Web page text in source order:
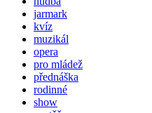
jarmark
kvíz
muzikál
opera
pro mládež
přednáška
rodinné
show